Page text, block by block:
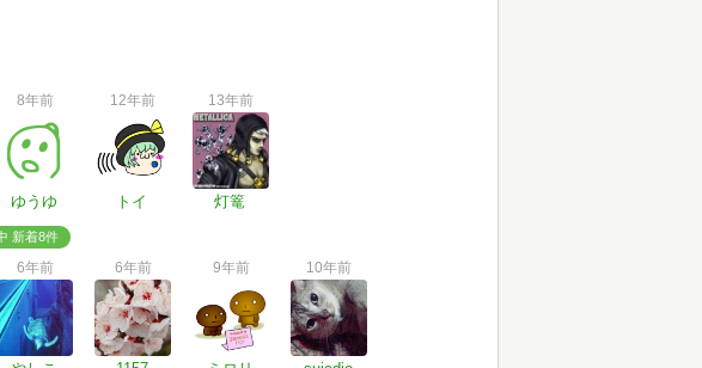
8年前
ゆうゆ
12年前
トイ
13年前
灯篭
新着8件
6年前 6年前 9年前 10年前